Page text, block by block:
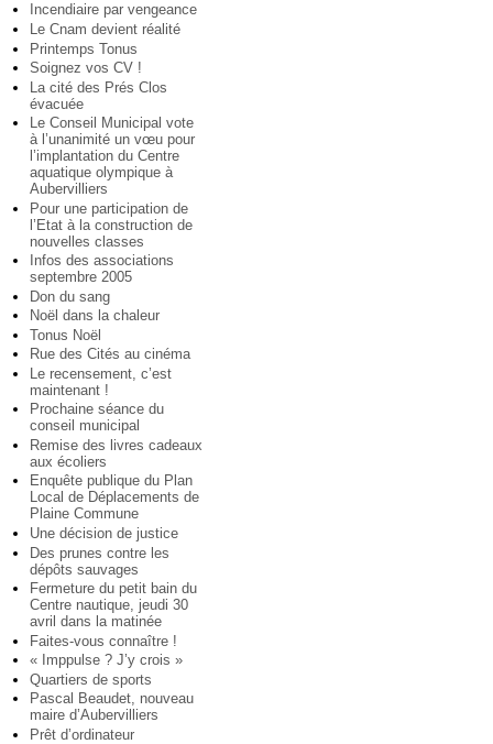
Incendiaire par vengeance
Le Cnam devient réalité
Printemps Tonus
Soignez vos CV !
La cité des Prés Clos
évacuée
Le Conseil Municipal vote
à l’unanimité un vœu pour
l’implantation du Centre
aquatique olympique à
Aubervilliers
Pour une participation de
l’Etat à la construction de
nouvelles classes
Infos des associations
septembre 2005
Don du sang
Noël dans la chaleur
Tonus Noël
Rue des Cités au cinéma
Le recensement, c’est
maintenant !
Prochaine séance du
conseil municipal
Remise des livres cadeaux
aux écoliers
Enquête publique du Plan
Local de Déplacements de
Plaine Commune
Une décision de justice
Des prunes contre les
dépôts sauvages
Fermeture du petit bain du
Centre nautique, jeudi 30
avril dans la matinée
Faites-vous connaître !
« Imppulse ? J’y crois »
Quartiers de sports
Pascal Beaudet, nouveau
maire d’Aubervilliers
Prêt d’ordinateur